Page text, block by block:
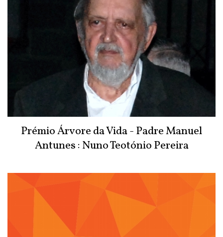
Prémio Árvore da Vida - Padre Manuel
Antunes : Nuno Teotónio Pereira